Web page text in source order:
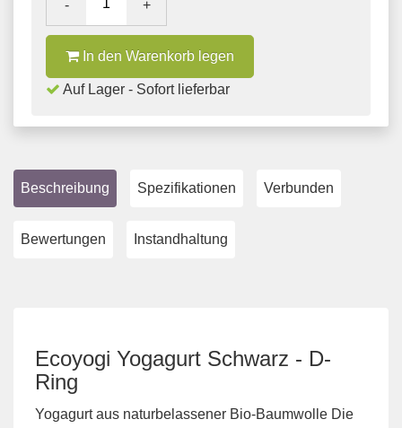
- +
In den Warenkorb legen
Auf Lager - Sofort lieferbar
Beschreibung Spezifikationen Verbunden
Bewertungen Instandhaltung
Ecoyogi Yogagurt Schwarz - D-
Ring
Yogagurt aus naturbelassener Bio-Baumwolle Die